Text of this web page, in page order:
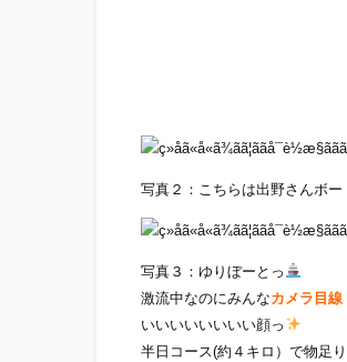
写真２：こちらは出野さんボー
写真３：ゆりぼーとっ
激流中なのにみんなカメラ目線
いいいいいいいい顔っ
半日コース(約４キロ）で物足